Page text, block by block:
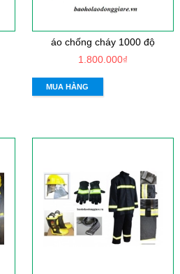
áo chống cháy 1000 độ
1.800.000₫
MUA HÀNG